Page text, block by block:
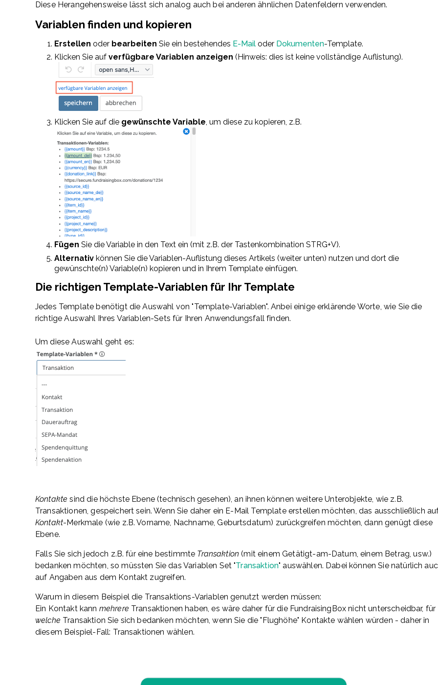
Diese Herangehensweise lässt sich analog auch bei anderen ähnlichen Datenfeldern verwenden.
Variablen finden und kopieren
Erstellen oder bearbeiten Sie ein bestehendes E-Mail oder Dokumenten-Template.
Klicken Sie auf verfügbare Variablen anzeigen (Hinweis: dies ist keine vollständige Auflistung).
Klicken Sie auf die gewünschte Variable , um diese zu kopieren, z.B.
Fügen Sie die Variable in den Text ein (mit z.B. der Tastenkombination STRG+V).
Alternativ können Sie die Variablen-Auflistung dieses Artikels (weiter unten) nutzen und dort die
gewünschte(n) Variable(n) kopieren und in Ihrem Template einfügen.
Die richtigen Template-Variablen für Ihr Template
Jedes Template benötigt die Auswahl von "Template-Variablen". Anbei einige erklärende Worte, wie Sie die
richtige Auswahl Ihres Variablen-Sets für Ihren Anwendungsfall finden.
Um diese Auswahl geht es:
Kontakte sind die höchste Ebene (technisch gesehen), an ihnen können weitere Unterobjekte, wie z.B.
Transaktionen, gespeichert sein. Wenn Sie daher ein E-Mail Template erstellen möchten, das ausschließlich
Kontakt-Merkmale (wie z.B. Vorname, Nachname, Geburtsdatum) zurückgreifen möchten, dann genügt diese
Ebene.
Falls Sie sich jedoch z.B. für eine bestimmte Transaktion (mit einem Getätigt-am-Datum, einem Betrag, usw.)
bedanken möchten, so müssten Sie das Variablen Set "Transaktion" auswählen. Dabei können Sie natürlich
auf Angaben aus dem Kontakt zugreifen.
Warum in diesem Beispiel die Transaktions-Variablen genutzt werden müssen:
Ein Kontakt kann mehrere Transaktionen haben, es wäre daher für die FundraisingBox nicht unterscheidbar, für
welche Transaktion Sie sich bedanken möchten, wenn Sie die "Flughöhe" Kontakte wählen würden - daher in
diesem Beispiel-Fall: Transaktionen wählen.